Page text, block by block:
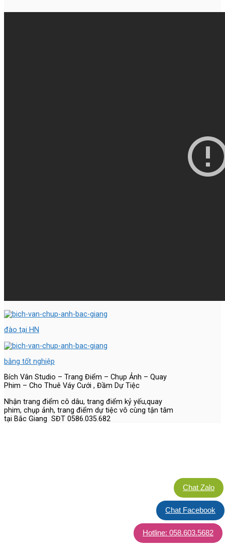
đào tại HN
bằng tốt nghiệp
Bích Vân Studio – Trang Điểm – Chụp Ảnh – Quay
Phim – Cho Thuê Váy Cưới , Đầm Dự Tiệc
Nhận trang điểm cô dâu, trang điểm kỷ yếu,quay
phim, chụp ảnh, trang điểm dự tiệc vô cùng tận tâm
tại Bắc Giang SĐT 0586.035.682
Chat Zalo
Chat Facebook
Hotline: 058.603.5682